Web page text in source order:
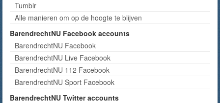
Tumblr
Alle manieren om op de hoogte te blijven
BarendrechtNU Facebook accounts
BarendrechtNU Facebook
BarendrechtNU Live Facebook
BarendrechtNU 112 Facebook
BarendrechtNU Sport Facebook
BarendrechtNU Twitter accounts